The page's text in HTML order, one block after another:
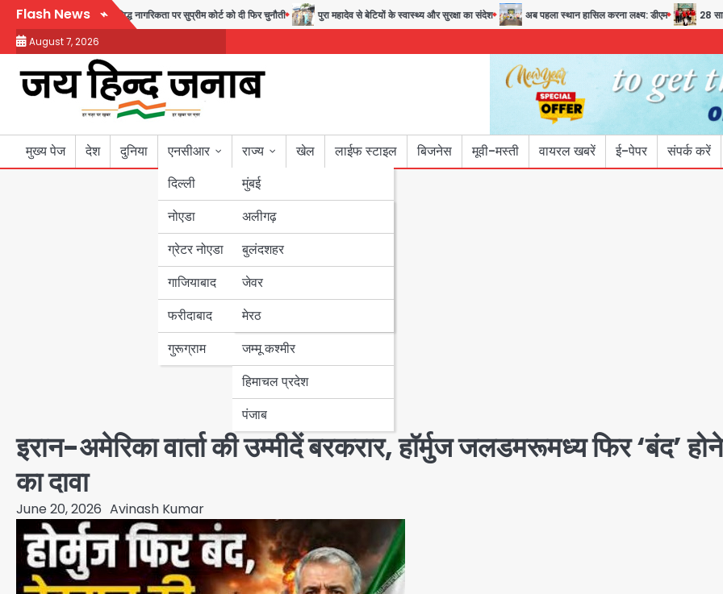
Skip
content
Flash News
एग्ज़िट रास्ता, जन्मसिद्ध नागरिकता पर सुप्रीम कोर्ट को दी फिर चुनौती पुरा महादेव से बेटियों के स्वास्थ्य और सुरक्षा का संदेश अब पहला स्थान हासिल करना लक्ष्य: डीएम 28 साल
August 7, 2026
मुख्य पेज देश दुनिया
एनसीआर
दिल्ली
नोएडा
ग्रेटर नोएडा
गाजियाबाद
फरीदाबाद
गुरूग्राम
राज्य
मुंबई
उत्तर प्रदेश
अलीगढ़
बुलंदशहर
जेवर
मेरठ
बिहार
पंजाब
हरियाणा
जम्मू कश्मीर
हिमाचल प्रदेश
पंजाब
खेल लाईफ स्टाइल बिजनेस मूवी-मस्ती वायरल खबरें ई-पेपर संपर्क करें
इरान-अमेरिका वार्ता की उम्मीदें बरकरार, हॉर्मुज जलडमरूमध्य फिर ‘बंद’ होने
का दावा
June 20, 2026 Avinash Kumar